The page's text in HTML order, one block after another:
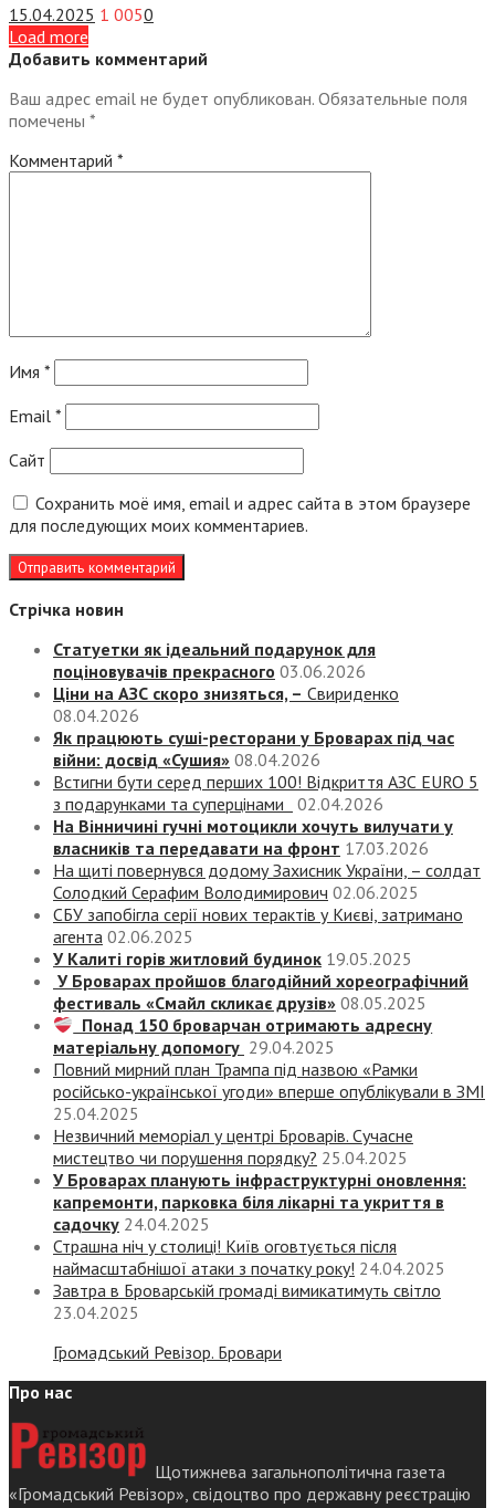
15.04.2025 1 0050
Load more
Добавить комментарий
Ваш адрес email не будет опубликован. Обязательные поля
помечены *
Комментарий *
Имя *
Email *
Сайт
Сохранить моё имя, email и адрес сайта в этом браузере
для последующих моих комментариев.
Стрічка новин
Статуетки як ідеальний подарунок для
поціновувачів прекрасного 03.06.2026
Ціни на АЗС скоро знизяться, – Свириденко
08.04.2026
Як працюють суші-ресторани у Броварах під час
війни: досвід «Сушия» 08.04.2026
Встигни бути серед перших 100! Відкриття АЗС EURO 5
з подарунками та суперцінами
02.04.2026
На Вінничині гучні мотоцикли хочуть вилучати у
власників та передавати на фронт 17.03.2026
На щиті повернувся додому Захисник України, – солдат
Солодкий Серафим Володимирович 02.06.2025
СБУ запобігла серії нових терактів у Києві, затримано
агента 02.06.2025
У Калиті горів житловий будинок 19.05.2025
У Броварах пройшов благодійний хореографічний
фестиваль «Смайл скликає друзів» 08.05.2025
Понад 150 броварчан отримають адресну
матеріальну допомогу 29.04.2025
Повний мирний план Трампа під назвою «‎Рамки
російсько-української угоди» вперше опублікували в ЗМІ
25.04.2025
Незвичний меморіал у центрі Броварів. Сучасне
мистецтво чи порушення порядку? 25.04.2025
У Броварах планують інфраструктурні оновлення:
капремонти, парковка біля лікарні та укриття в
садочку 24.04.2025
Страшна ніч у столиці! Київ оговтується після
наймасштабнішої атаки з початку року! 24.04.2025
Завтра в Броварській громаді вимикатимуть світло
23.04.2025
Громадський Ревізор. Бровари
Про нас
Щотижнева загальнополітична газета
«Громадський Ревізор», свідоцтво про державну реєстрацію